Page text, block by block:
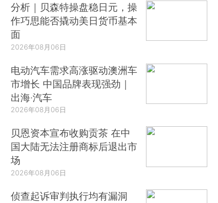
分析｜贝森特操盘稳日元，操
作巧思能否撬动美日货币基本
面
2026年08月06日
电动汽车需求高涨驱动澳洲车
市增长 中国品牌表现强劲｜
出海·汽车
2026年08月06日
贝恩资本宣布收购贡茶 在中
国大陆无法注册商标后退出市
场
2026年08月06日
侦查起诉审判执行均有漏洞